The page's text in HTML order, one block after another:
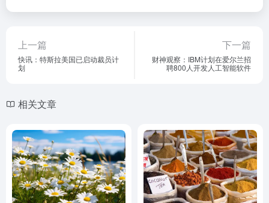
上一篇
快讯：特斯拉美国已启动裁员计
划
下一篇
财神观察：IBM计划在爱尔兰招
聘800人开发人工智能软件
相关文章